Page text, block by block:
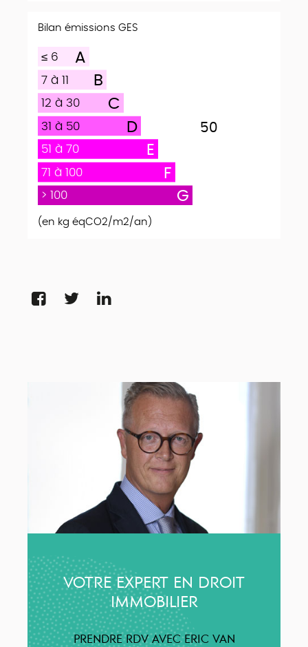
Bilan émissions GES
A
≤ 6
B
7 à 11
C
12 à 30
50
D
31 à 50
E
51 à 70
F
71 à 100
G
> 100
(en kg éqCO2/m2/an)
VOTRE EXPERT EN DROIT
IMMOBILIER
PRENDRE RDV AVEC ERIC VAN